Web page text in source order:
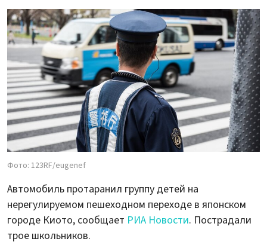
Фото: 123RF/eugenef
Автомобиль протаранил группу детей на
нерегулируемом пешеходном переходе в японском
городе Киото, сообщает РИА Новости. Пострадали
трое школьников.